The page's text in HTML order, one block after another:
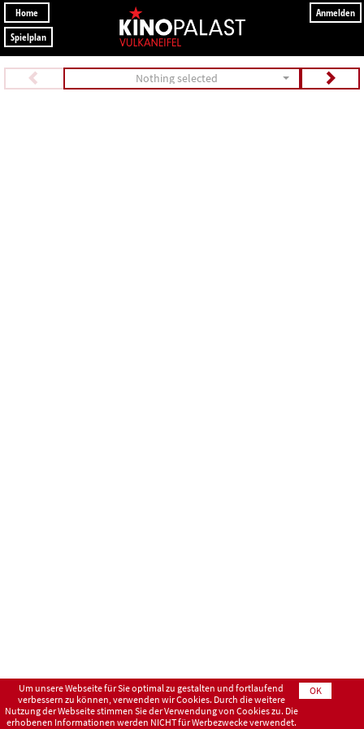
Home
Anmelden
Spielplan
Nothing selected
Um unsere Webseite für Sie optimal zu gestalten und fortlaufend
verbessern zu können, verwenden wir Cookies. Durch die weitere
Nutzung der Webseite stimmen Sie der Verwendung von Cookies zu. Die
erhobenen Informationen werden NICHT für Werbezwecke verwendet.
OK